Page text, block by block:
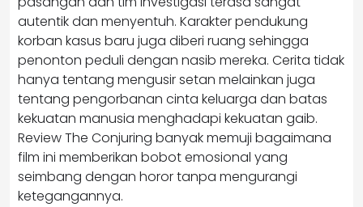
autentik dan menyentuh. Karakter pendukung
korban kasus baru juga diberi ruang sehingga
penonton peduli dengan nasib mereka. Cerita tidak
hanya tentang mengusir setan melainkan juga
tentang pengorbanan cinta keluarga dan batas
kekuatan manusia menghadapi kekuatan gaib.
Review The Conjuring banyak memuji bagaimana
film ini memberikan bobot emosional yang
seimbang dengan horor tanpa mengurangi
ketegangannya.